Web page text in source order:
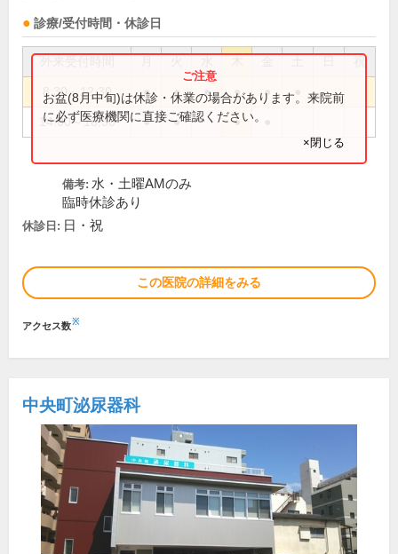
診療/受付時間・休診日
祝
8:30～12:30 ● ● ● ● ●
14:00～18:30 ● ● ●
お盆(8月中旬)は休診・休業の場合があります。来院前
に必ず医療機関に直接ご確認ください。
×閉じる
備考: 水・土曜AMのみ
臨時休診あり
休診日: 日・祝
この医院の詳細をみる
アクセス数※
中央町泌尿器科